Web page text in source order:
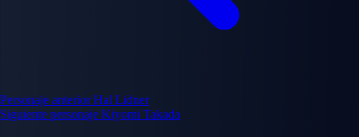
Personaje anterior Hal Lidner
Siguiente personaje Kiyomi Takada